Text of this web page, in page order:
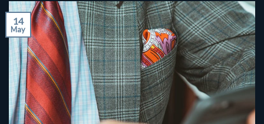
14
May